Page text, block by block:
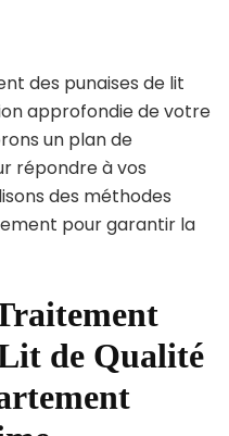
des punaises de lit
approfondie de votre
un plan de
répondre à vos
des méthodes
pour garantir la
de Qualité